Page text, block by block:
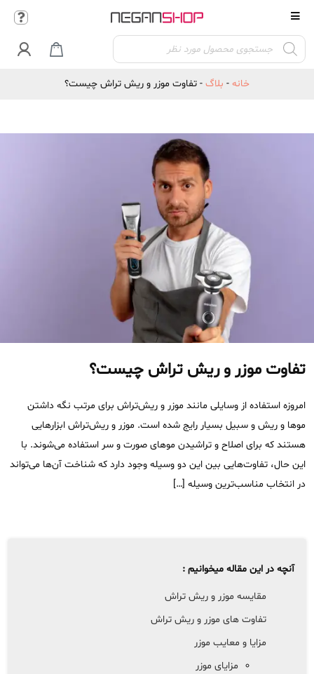
Products
search

خانه - بلاگ - تفاوت موزر و ریش تراش چیست؟
تفاوت موزر و ریش تراش چیست؟
امروزه استفاده از وسایلی مانند موزر و ریش‌تراش برای مرتب نگه داشتن
موها و ریش و سبیل بسیار رایج شده است. موزر و ریش‌تراش ابزارهایی
هستند که برای اصلاح و تراشیدن موهای صورت و سر استفاده می‌شوند. با
این حال، تفاوت‌هایی بین این دو وسیله وجود دارد که شناخت آن‌ها می‌تواند
در انتخاب مناسب‌ترین وسیله […]
آنچه در این مقاله میخوانیم :
مقایسه موزر و ریش تراش
تفاوت های موزر و ریش تراش
مزایا و معایب موزر
مزایای موزر